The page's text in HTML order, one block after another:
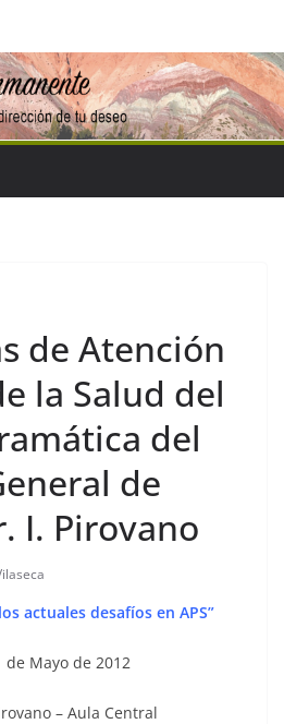
de Atención
la Salud del
del
de
I. Pirovano
actuales desafíos en APS”
de Mayo de 2012
– Aula Central